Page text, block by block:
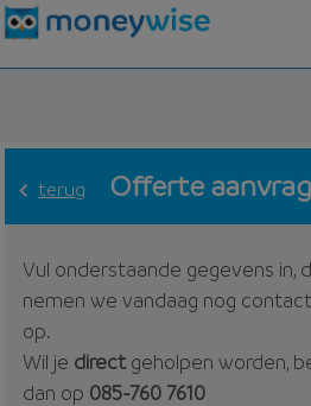
terug Offerte
Vul onderstaande gegevens in,
nemen we vandaag nog
op.
Wil je directgeholpen worden,
dan op 085-760 7610